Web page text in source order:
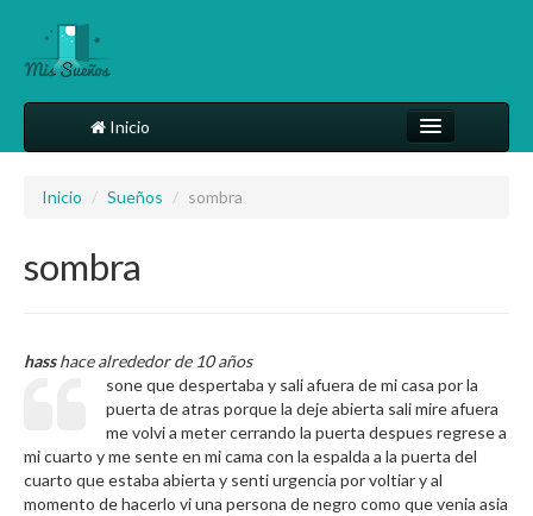
Inicio
Más
Inicio / Sueños / sombra
sombra
hasshace alrededor de 10 años
sone que despertaba y sali afuera de mi casa por la
puerta de atras porque la deje abierta sali mire afuera
me volvi a meter cerrando la puerta despues regrese a
mi cuarto y me sente en mi cama con la espalda a la puerta del
cuarto que estaba abierta y senti urgencia por voltiar y al
momento de hacerlo vi una persona de negro como que venia asia